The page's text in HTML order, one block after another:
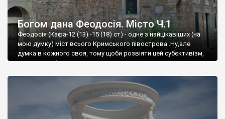
Богом дана Феодосія. Місто Ч.1
Феодосія (Кафа-12 (13) -15 (18) ст) - одне з найцікавіших (на
мою думку) міст всього Кримського півострова .Ну,але
думка в кожного своя, тому щоби розвіяти цей субєктивізм,
запрошую відвідати це